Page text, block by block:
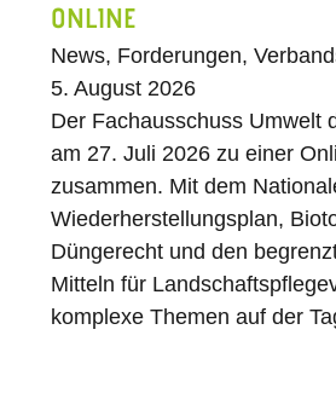
ONLINE
News, Forderungen,
5. August 2026
Der Fachausschuss Umwelt
am 27. Juli 2026 zu einer
zusammen. Mit dem
Wiederherstellungsplan,
Düngerecht und den
Mitteln für
komplexe Themen auf der